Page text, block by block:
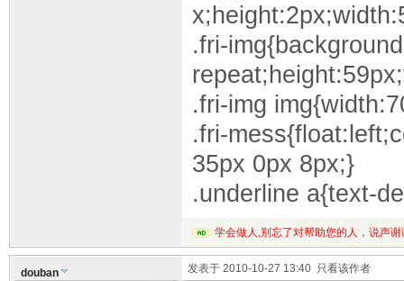
.fri-
.fri-img
.fri-
35px 0px 8px;}
.underline a{text-
学会做人,别忘了对帮助您的人，说声谢
douban 发表于 2010-10-27 13:40 只看该作者